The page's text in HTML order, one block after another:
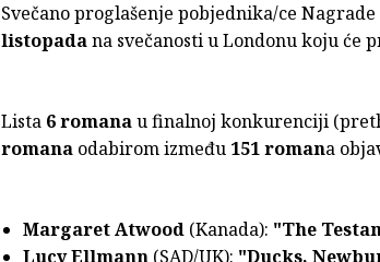
Svečano proglašenje pobjednika/ce
listopadana svečanosti u Londonu koju će
Lista 6 romanau finalnoj konkurenciji
romana odabirom između 151 romana
Margaret Atwood (Kanada): "The
Lucy Ellmann (SAD/UK): "Ducks,